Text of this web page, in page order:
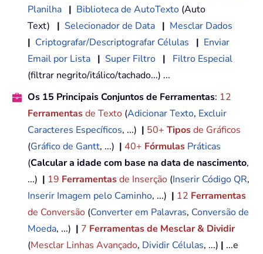
Planilha | Biblioteca de AutoTexto (Auto
Text) | Selecionador de Data | Mesclar Dados
| Criptografar/Descriptografar Células | Enviar
Email por Lista | Super Filtro |
Filtro Especial
(filtrar negrito/itálico/tachado...) ...
Os 15 Principais Conjuntos de Ferramentas: 12
Ferramentasde Texto (Adicionar Texto, Excluir
Caracteres Específicos, ...) | 50+ Tiposde Gráficos
(Gráfico de Gantt, ...) | 40+ Fórmulas Práticas
(Calcular a idade com base na data de nascimento,
...) | 19 Ferramentasde Inserção (Inserir Código QR,
Inserir Imagem pelo Caminho, ...) | 12 Ferramentas
de Conversão (Converter em Palavras, Conversão de
Moeda, ...) | 7 Ferramentas de Mesclar & Dividir
(Mesclar Linhas Avançado, Dividir Células, ...) | ...e